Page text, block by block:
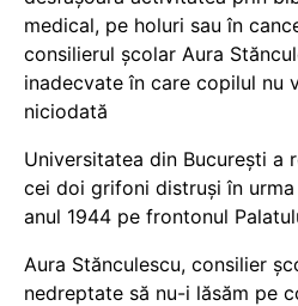
medical, pe holuri sau în
consilierul școlar Aura
inadecvate în care copilul nu
niciodată
Universitatea din București a
cei doi grifoni distruși în
anul 1944 pe frontonul
Aura Stănculescu, consilier
nedreptate să nu-i lăsăm pe